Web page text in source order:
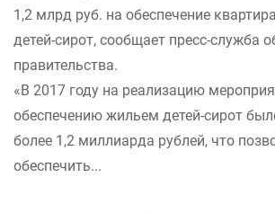
1,2 млрд руб. на обеспечение
детей-сирот, сообщает пресс-служба
правительства.
«В 2017 году на реализацию
обеспечению жильем детей-сирот
более 1,2 миллиарда рублей, что
обеспечить...